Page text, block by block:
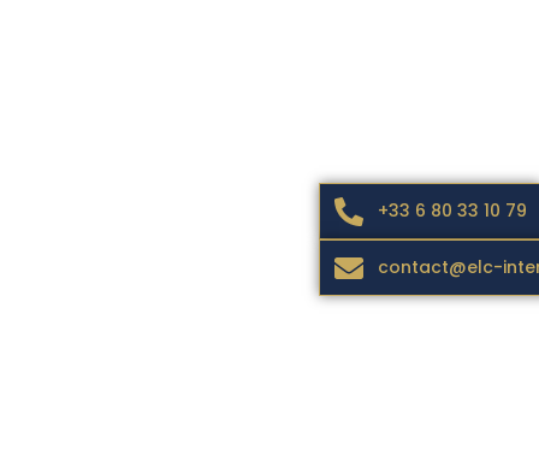
+33 6 80 33 10 79
contact@elc-